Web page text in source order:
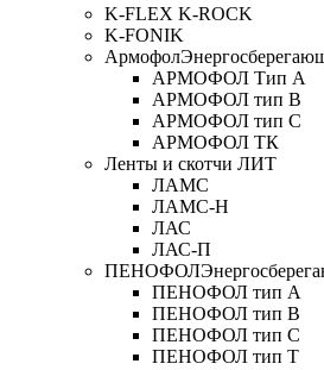
K-FLEX K-ROCK
K-FONIK
Армофол
АРМОФОЛ Тип А
АРМОФОЛ тип В
АРМОФОЛ тип C
АРМОФОЛ ТК
Ленты и скотчи ЛИТ
ЛАМС
ЛАМС-Н
ЛАС
ЛАС-П
ПЕНОФОЛ
ПЕНОФОЛ тип А
ПЕНОФОЛ тип B
ПЕНОФОЛ тип C
ПЕНОФОЛ тип T